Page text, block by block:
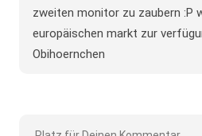
zweiten monitor zu zaubern :P
europäischen markt zur
Obihoernchen